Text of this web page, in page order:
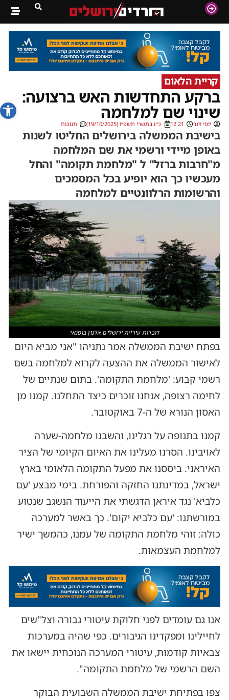
פתח
קריית הלאום
ברקע התחדשות האש ברצועה:
שינוי שם למלחמה
יוסי וינר 12:21 כ״ז בתשרי תשפ״ו (19/10/2025) תגובות
בישיבת הממשלה בירושלים החליטו לשנות
באופן מיידי ורשמי את שם המלחמה
מ"חרבות ברזל" ל "מלחמת תקומה" והחל
מעכשיו כך הוא יופיע בכל המסמכים
והרשומות הרלוונטיים למלחמה
דוברות עיריית ירושלים ארנון בוסנאי
בפתח ישיבת הממשלה אמר נתניהו "אני מביא היום
לאישור הממשלה את ההצעה לקרוא למלחמה בשם
רשמי קבוע: 'מלחמת התקומה'. בתום שנתיים של
לחימה רצופה, אנחנו זוכרים כיצד התחלנו. קמנו מן
האסון הנורא של ה-7 באוקטובר.
קמנו בתנופה על רגלינו, והשבנו מלחמה-שערה
לאויבינו. הסרנו מעלינו את האיום הקיומי של הציר
האיראני. ביססנו את מפעל התקומה הלאומי בארץ
ישראל, במדינתנו החזקה והפורחת. בימי מבצע 'עם
כלביא' נגד איראן הדגשתי את הייעוד הנשגב שנטוע
במורשתנו: 'עם כלביא יקום'. כך באשר למערכה
כולה: זוהי מלחמת התקומה של עמנו, כהמשך ישיר
למלחמת העצמאות.
אנו גם עומדים לפני חלוקת עיטורי גבורה וצל"שים
לחיילינו ומפקדינו הגיבורים. כפי שהיה במערכות
צבאיות קודמות, עיטורי המערכה הנוכחית יישאו את
השם הרשמי של מלחמת התקומה".
צפו בפתיחת ישיבת הממשלה השבועית הבוקר